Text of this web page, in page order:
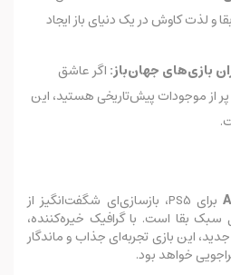
و لذت کاوش در یک دنیای باز ایجاد
بازی‌های جهان‌باز: اگر عاشق
پر از موجودات پیش‌تاریخی هستید، این
برای PS5، بازسازی‌ای شگفت‌انگیز از
بقا است. با گرافیک خیره‌کننده،
این بازی تجربه‌ای جذاب و ماندگار
خواهد بود.